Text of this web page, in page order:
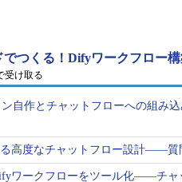
つくる！Difyワークフロー
受け取る
ン自作とチャットフローへの組
高度なチャットフロー設計――質
ワークフローをツール化――チャ